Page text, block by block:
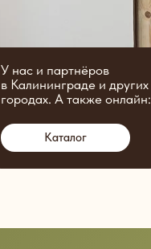
У нас и партнёров
в Калининграде и других
городах. А также онлайн:
Каталог